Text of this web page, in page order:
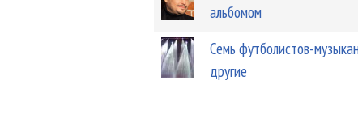
альбомом
Семь футболистов-
другие